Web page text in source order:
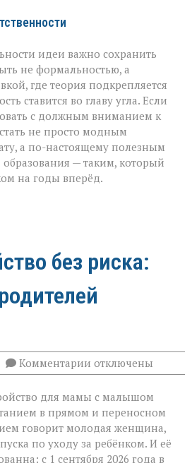
идеи важно сохранить
не формальностью, а
где теория подкрепляется
ставится во главу угла. Если
с должным вниманием к
не просто модным
а по-настоящему полезным
— таким, который
на годы вперёд.
без риска:
Комментарии к
записи
без
риска:
защита
для
родителей
малышей
отключены
для мамы с малышом
в прямом и переносном
говорит молодая женщина,
по уходу за ребёнком. И её
с 1 сентября 2026 года в